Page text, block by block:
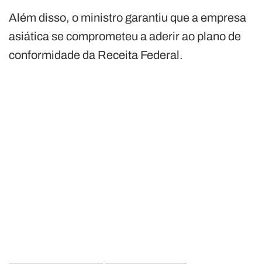
Além disso, o ministro garantiu que a empresa
asiática se comprometeu a aderir ao plano de
conformidade da Receita Federal.